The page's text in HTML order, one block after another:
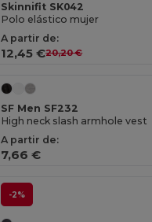
Skinnifit SK042
Polo elástico mujer
A partir de:
12,45 €20,20 €
SF Men SF232
High neck slash armhole vest
A partir de:
7,66 €
-2%